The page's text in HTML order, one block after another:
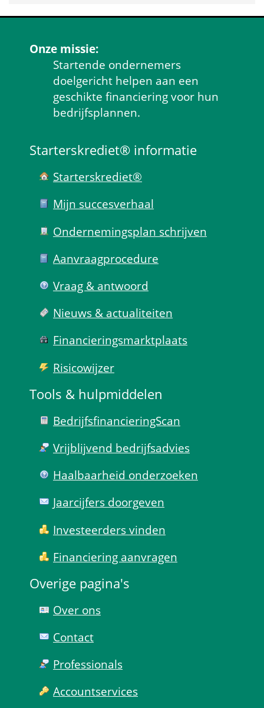
Onze missie:
Startende ondernemers
doelgericht helpen aan een
geschikte financiering voor hun
bedrijfsplannen.
Starterskrediet® informatie
Starterskrediet®
Mijn succes­verhaal
Ondernemings­plan schrijven
Aanvraag­procedure
Vraag & antwoord
Nieuws & actualiteiten
Financierings­markt­plaats
Risico­wijzer
Tools & hulp­middelen
Bedrijfsfinanciering­Scan
Vrijblijvend bedrijfs­advies
Haal­baar­heid onder­zoeken
Jaarcijfers doorgeven
Investeerders vinden
Financiering aanvragen
Overige pagina's
Over ons
Contact
Professionals
Account­services